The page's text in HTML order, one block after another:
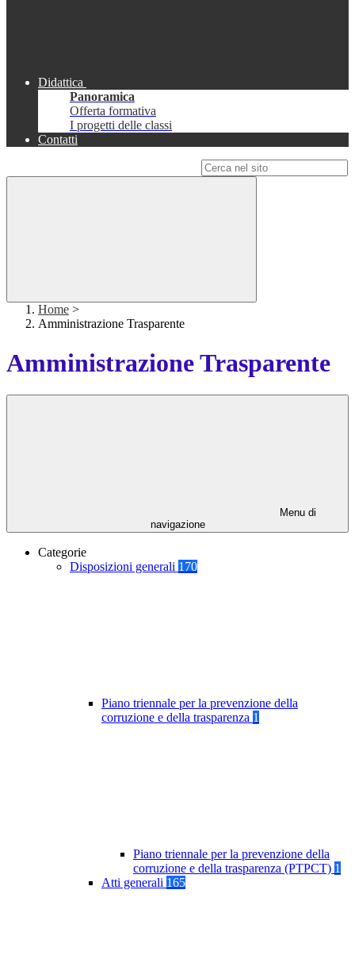
Didattica
Panoramica
Offerta formativa
I progetti delle classi
Contatti
Home >
Amministrazione Trasparente
Amministrazione Trasparente
Menu di
navigazione
Categorie
Disposizioni generali 170
Piano triennale per la prevenzione della
corruzione e della trasparenza 1
Piano triennale per la prevenzione della
corruzione e della trasparenza (PTPCT) 1
Atti generali 165